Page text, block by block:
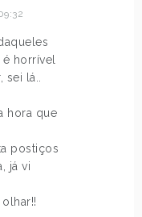
é horrível
sei lá..
hora que
postiços
já vi